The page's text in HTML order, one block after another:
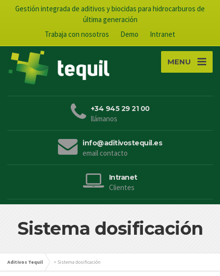
Gestión integrada de aditivos y biocidas para hidrocarburos de
última generación
Trabaja con nosotros
Demo Intranet
MENU
+34 945 29 21 00
llámanos
info@aditivostequil.es
email contacto
Intranet
Clientes
Sistema dosificación
Aditivos Tequil > Sistema dosificación